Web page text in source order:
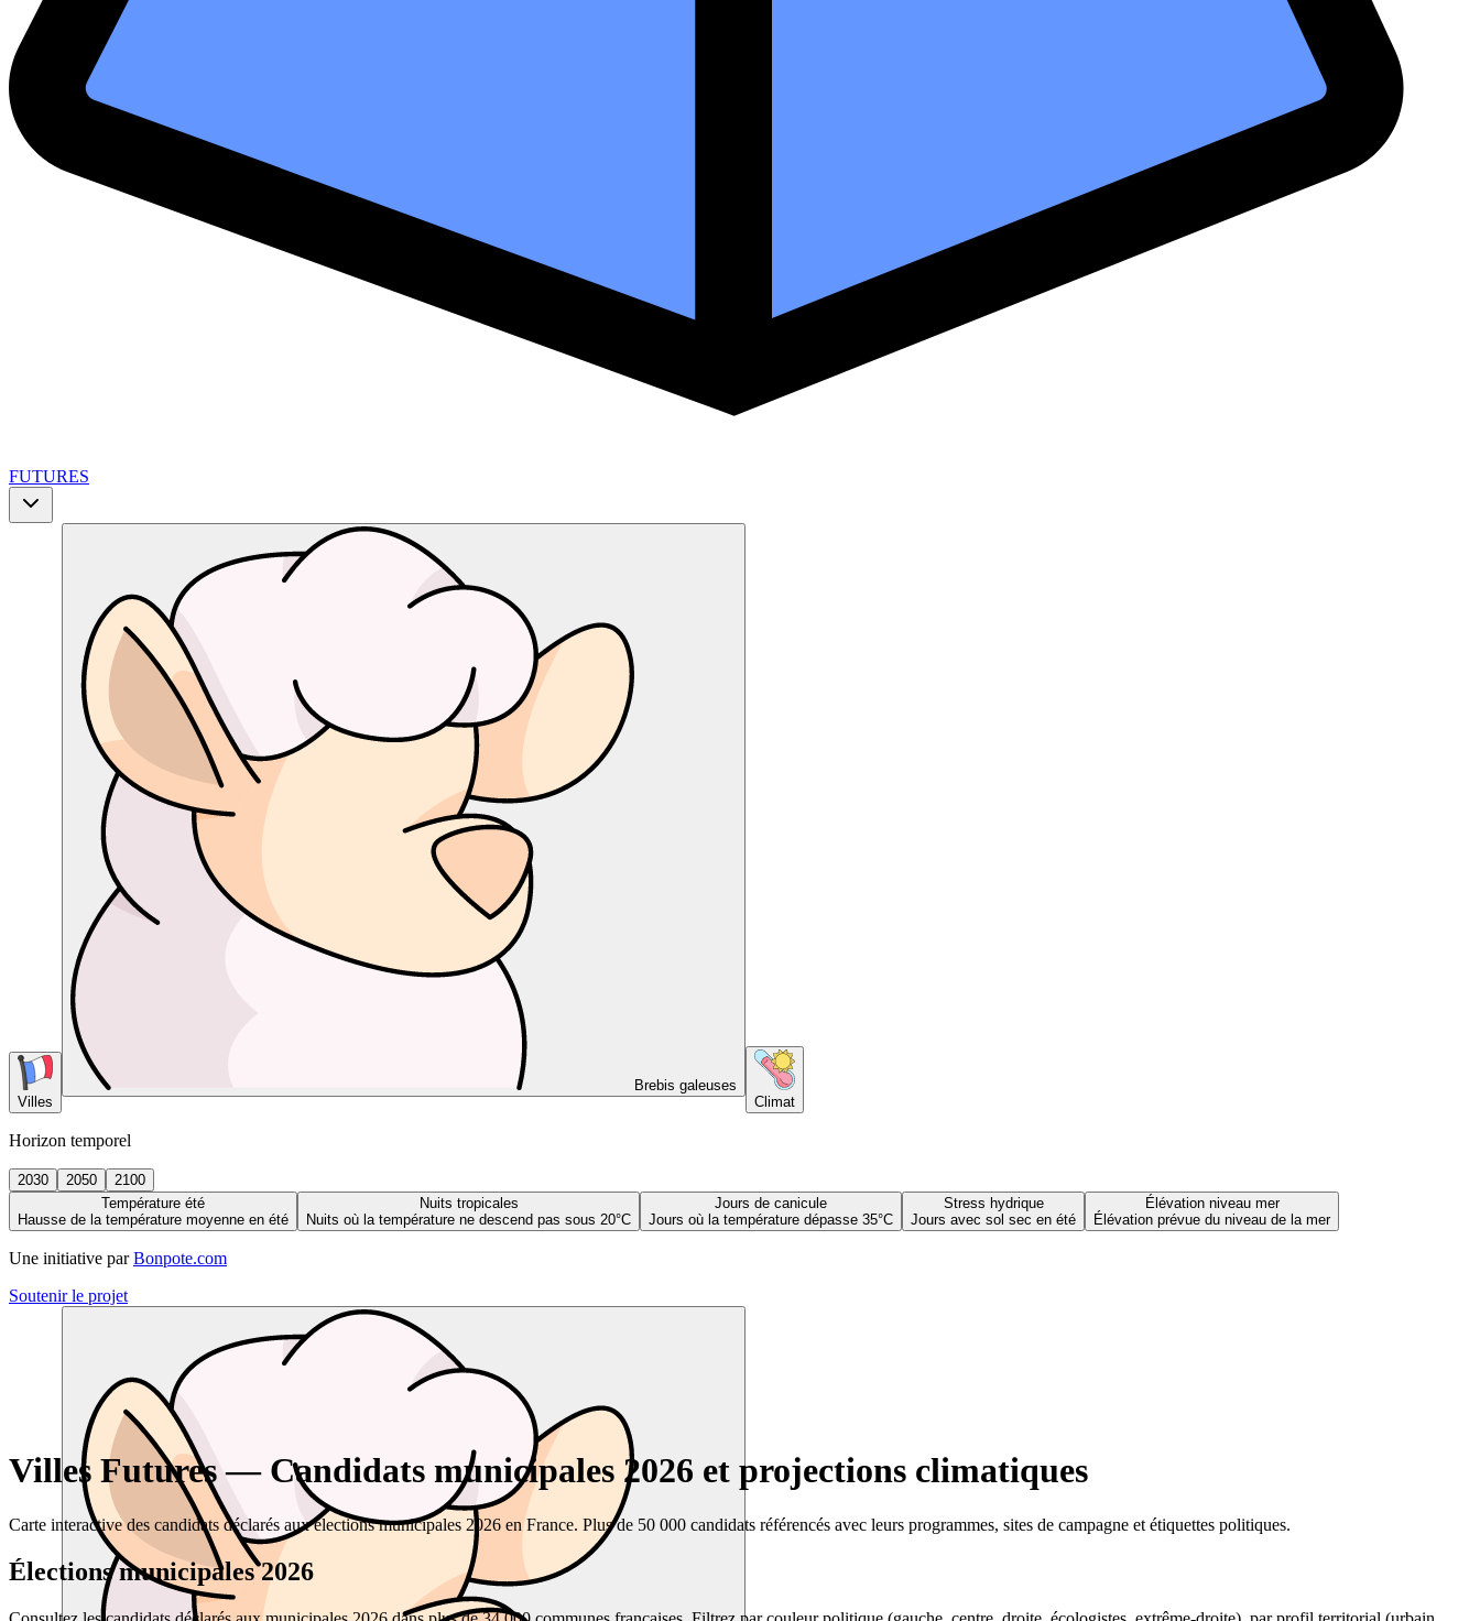
FUTURES
Villes
Brebis galeuses
Climat
Horizon temporel
2030 2050
2100
Température été
Hausse de la température moyenne en été
Nuits tropicales
Nuits où la température ne descend pas sous 20°C
Jours de canicule
Jours où la température dépasse 35°C
Stress hydrique
Jours avec sol sec en été
Élévation niveau mer
Élévation prévue du niveau de la mer
Une initiative par Bonpote.com
Soutenir le projet
Villes Futures — Candidats municipales 2026 et projections climatiques
Carte interactive des candidats déclarés aux élections municipales 2026 en France. Plus de 50 000 candidats référencés avec leurs programmes, sites de campagne et étiquettes politiques.
Élections municipales 2026